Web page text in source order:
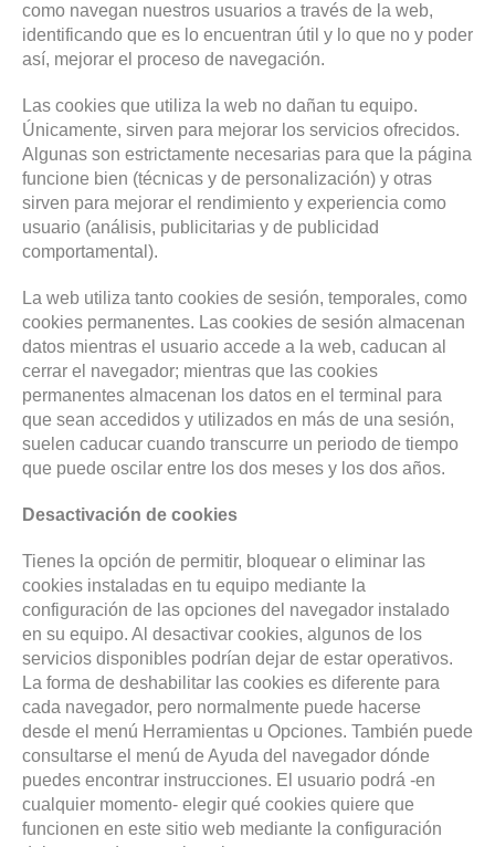
como navegan nuestros usuarios a través de la web,
identificando que es lo encuentran útil y lo que no y poder
así, mejorar el proceso de navegación.
Las cookies que utiliza la web no dañan tu equipo.
Únicamente, sirven para mejorar los servicios ofrecidos.
Algunas son estrictamente necesarias para que la página
funcione bien (técnicas y de personalización) y otras
sirven para mejorar el rendimiento y experiencia como
usuario (análisis, publicitarias y de publicidad
comportamental).
La web utiliza tanto cookies de sesión, temporales, como
cookies permanentes. Las cookies de sesión almacenan
datos mientras el usuario accede a la web, caducan al
cerrar el navegador; mientras que las cookies
permanentes almacenan los datos en el terminal para
que sean accedidos y utilizados en más de una sesión,
suelen caducar cuando transcurre un periodo de tiempo
que puede oscilar entre los dos meses y los dos años.
Desactivación de cookies
Tienes la opción de permitir, bloquear o eliminar las
cookies instaladas en tu equipo mediante la
configuración de las opciones del navegador instalado
en su equipo. Al desactivar cookies, algunos de los
servicios disponibles podrían dejar de estar operativos.
La forma de deshabilitar las cookies es diferente para
cada navegador, pero normalmente puede hacerse
desde el menú Herramientas u Opciones. También puede
consultarse el menú de Ayuda del navegador dónde
puedes encontrar instrucciones. El usuario podrá -en
cualquier momento- elegir qué cookies quiere que
funcionen en este sitio web mediante la configuración